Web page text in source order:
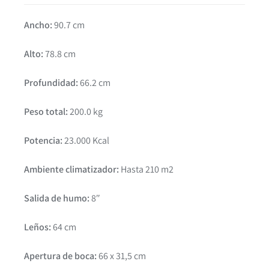
Ancho:90.7 cm
Alto:78.8 cm
Profundidad:66.2 cm
Peso total:200.0 kg
Potencia:23.000 Kcal
Ambiente climatizador: Hasta 210 m2
Salida de humo:8″
Leños:64 cm
Apertura de boca:66 x 31,5 cm